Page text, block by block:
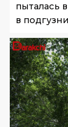
пыталась
в